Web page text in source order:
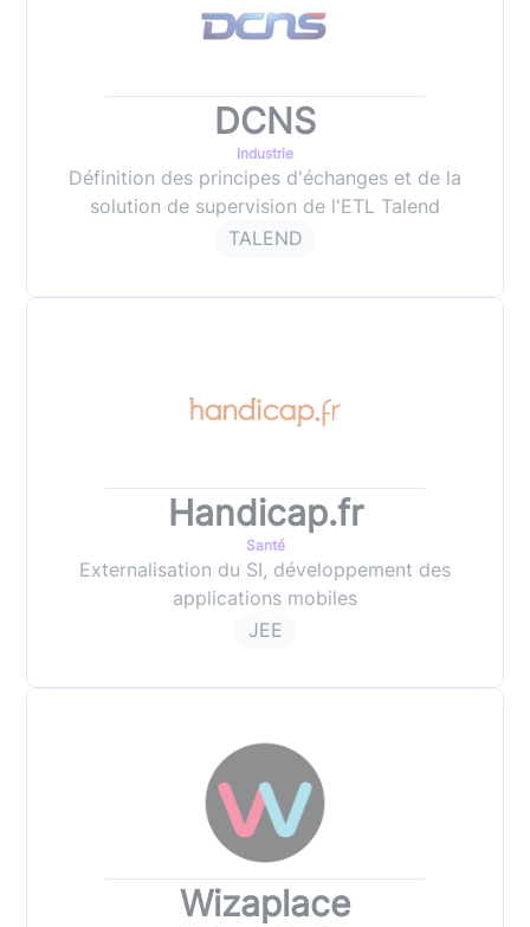
DCNS
Industrie
Définition des principes d'échanges et de la
solution de supervision de l'ETL Talend
TALEND
Handicap.fr
Santé
Externalisation du SI, développement des
applications mobiles
JEE
Wizaplace